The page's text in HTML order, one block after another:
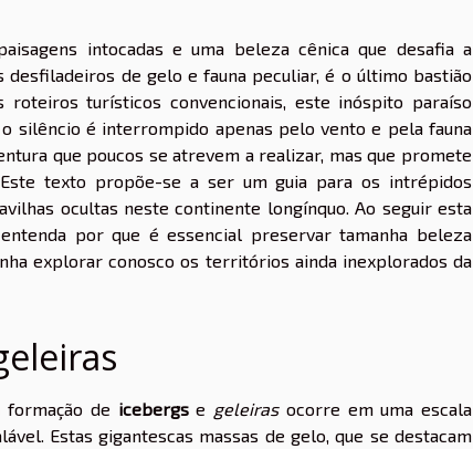
intocadas e uma beleza cênica que desafia a
desfiladeiros de gelo e fauna peculiar, é o último bastião
turísticos convencionais, este inóspito paraíso
silêncio é interrompido apenas pelo vento e pela fauna
que poucos se atrevem a realizar, mas que promete
texto propõe-se a ser um guia para os intrépidos
ocultas neste continente longínquo. Ao seguir esta
por que é essencial preservar tamanha beleza
explorar conosco os territórios ainda inexplorados da
de icebergse geleirasocorre em uma escala
Estas gigantescas massas de gelo, que se destacam